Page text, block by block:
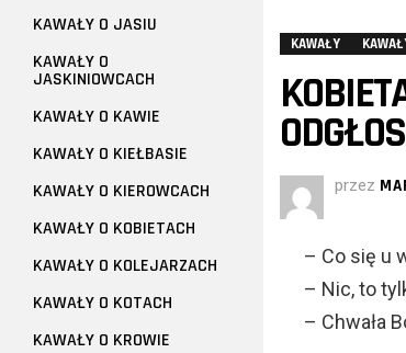
KAWAŁY
przez
– Co się u
– Nic, to
– Chwała
KAWAŁY O JASIU
KAWAŁY O
JASKINIOWCACH
KAWAŁY O KAWIE
KAWAŁY O KIEŁBASIE
KAWAŁY O KIEROWCACH
KAWAŁY O KOBIETACH
KAWAŁY O KOLEJARZACH
KAWAŁY O KOTACH
KAWAŁY O KROWIE